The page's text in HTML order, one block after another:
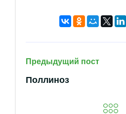
Предыдущий пост
Поллиноз